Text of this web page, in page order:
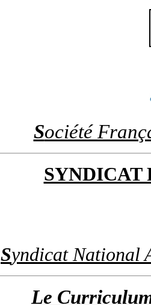
Société
SYNDICAT
Syndicat National
Le